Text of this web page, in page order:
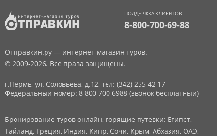
ПОДДЕРЖКА КЛИЕНТОВ
8-800-700-69-88
Отправкин.ру — интернет-магазин туров.
© 2009-2026. Все права защищены.
г.Пермь, ул. Соловьева, д.12, тел: (342) 255 42 17
Федеральный номер: 8 800 700 6988 (звонок бесплатный)
Бронирование туров онлайн, горящие путевки: Египет,
Тайланд, Греция, Индия, Кипр, Сочи, Крым, Абхазия, ОАЭ,